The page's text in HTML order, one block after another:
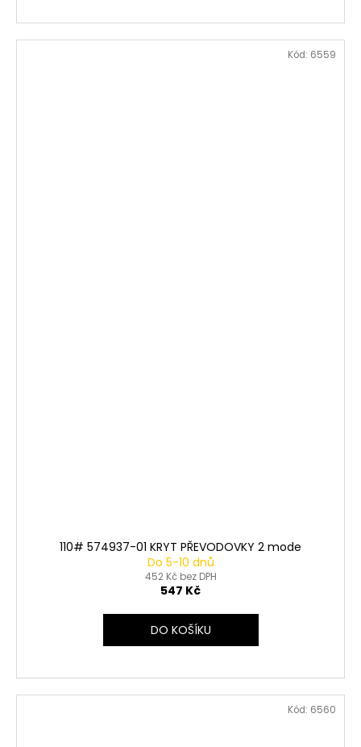
110# 574937-01 KRYT PŘEVODOVKY 2 mode
Do 5-10 dnů
452 Kč bez DPH
547 Kč
DO KOŠÍKU
Kód: 6559
Kód: 6560